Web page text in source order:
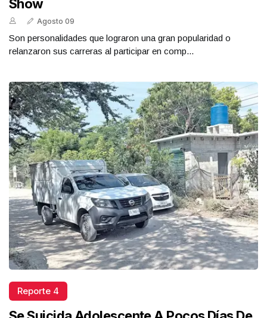
Show
Agosto 09
Son personalidades que lograron una gran popularidad o
relanzaron sus carreras al participar en comp...
Reporte 4